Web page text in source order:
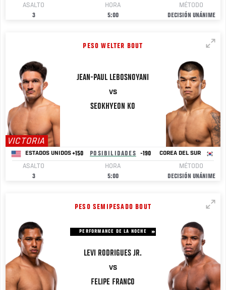
ASALTO
3
HORA
5:00
MÉTODO
DECISIÓN UNÁNIME
PESO WELTER BOUT
VICTORIA
JEAN-PAUL LEBOSNOYANI
VS
SEOKHYEON KO
ESTADOS UNIDOS+150 POSIBILIDADES -190 COREA DEL SUR
ASALTO
3
HORA
5:00
MÉTODO
DECISIÓN UNÁNIME
PESO SEMIPESADO BOUT
PERFORMANCE DE LA NOCHE
LEVI RODRIGUES JR.
VS
FELIPE FRANCO